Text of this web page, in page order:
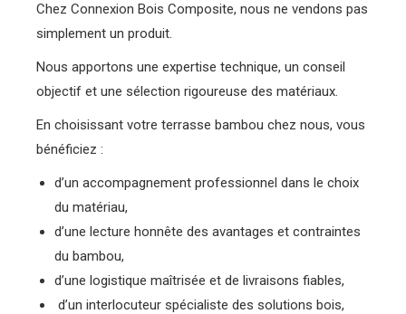
Chez Connexion Bois Composite, nous ne vendons pas
simplement un produit.
Nous apportons une expertise technique, un conseil
objectif et une sélection rigoureuse des matériaux.
En choisissant votre terrasse bambou chez nous, vous
bénéficiez :
d’un accompagnement professionnel dans le choix
du matériau,
d’une lecture honnête des avantages et contraintes
du bambou,
d’une logistique maîtrisée et de livraisons fiables,
d’un interlocuteur spécialiste des solutions bois,